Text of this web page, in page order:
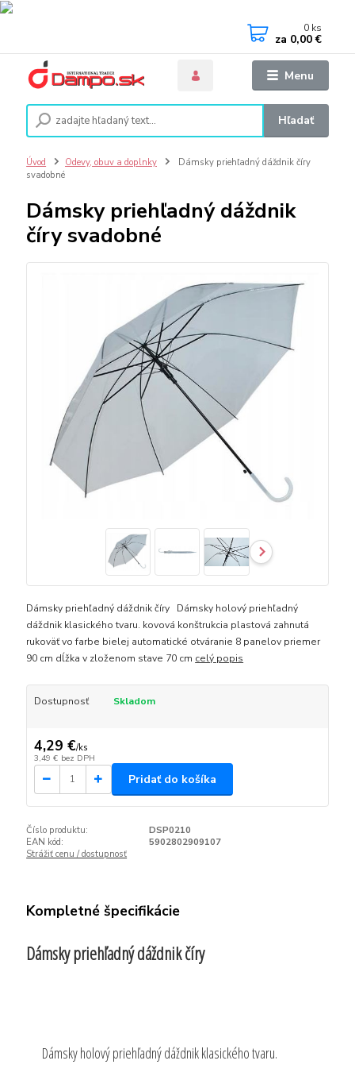
Menu
Hľadať
0 ks
za 0,00 €
Úvod Odevy, obuv a doplnky
Dámsky priehľadný dáždnik číry
svadobné
Dámsky priehľadný dáždnik
číry svadobné
Dámsky priehľadný dáždnik číry Dámsky holový priehľadný
dáždnik klasického tvaru. kovová konštrukcia plastová zahnutá
rukoväť vo farbe bielej automatické otváranie 8 panelov priemer
90 cm dĺžka v zloženom stave 70 cm celý popis
Dostupnosť Skladom
4,29 €/ks
3,49 € bez DPH
Pridať do košíka
Číslo produktu:
DSP0210
EAN kód:
5902802909107
Strážiť cenu / dostupnosť
Kompletné špecifikácie
Dámsky priehľadný dáždnik číry
Dámsky holový priehľadný dáždnik klasického tvaru.